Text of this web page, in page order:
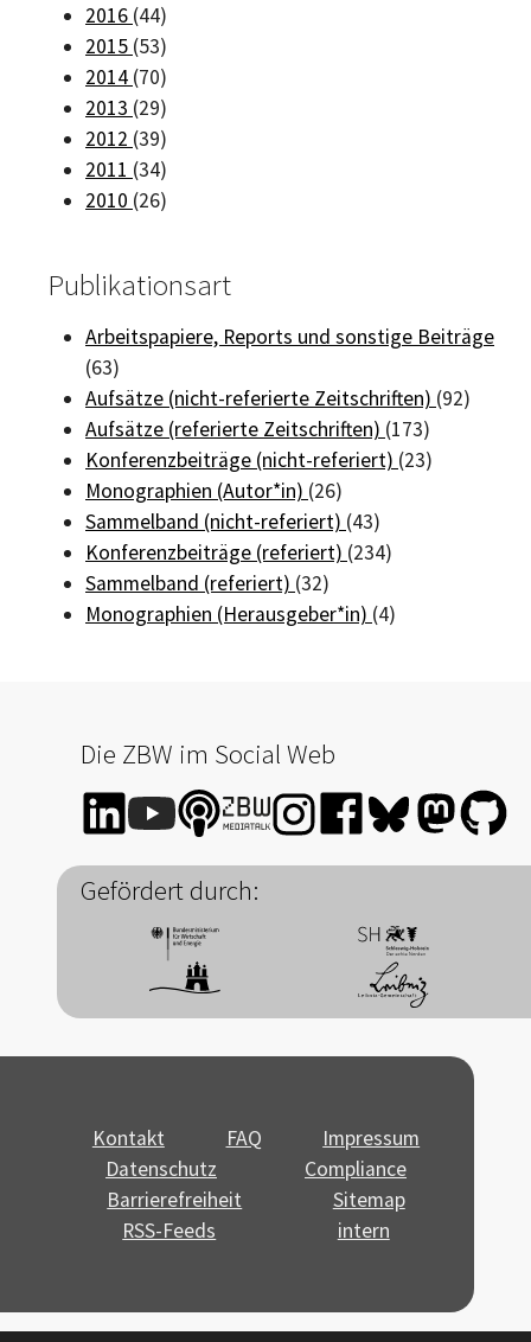
2016 (44)
2015 (53)
2014 (70)
2013 (29)
2012 (39)
2011 (34)
2010 (26)
Publikationsart
Arbeitspapiere, Reports und sonstige Beiträge
(63)
Aufsätze (nicht-referierte Zeitschriften) (92)
Aufsätze (referierte Zeitschriften) (173)
Konferenzbeiträge (nicht-referiert) (23)
Monographien (Autor*in) (26)
Sammelband (nicht-referiert) (43)
Konferenzbeiträge (referiert) (234)
Sammelband (referiert) (32)
Monographien (Herausgeber*in) (4)
Die ZBW im Social Web
Gefördert durch:
Kontakt FAQ
Impressum
Datenschutz
Compliance
Barrierefreiheit
Sitemap
RSS-Feeds
intern